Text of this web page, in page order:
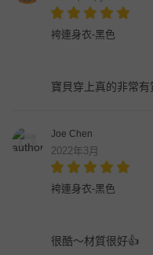
袴連身衣-黑色
寶貝穿上真的非常有
Joe Chen
2022年3月
袴連身衣-黑色
很酷～材質很好👍